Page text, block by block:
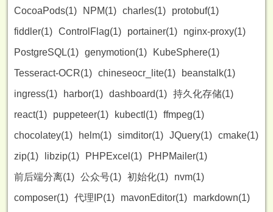
CocoaPods(1)
NPM(1) charles(1)
protobuf(1)
fiddler(1) ControlFlag(1) portainer(1)
nginx-proxy(1)
PostgreSQL(1) genymotion(1)
KubeSphere(1)
Tesseract-OCR(1) chineseocr_lite(1)
beanstalk(1)
ingress(1)
harbor(1) dashboard(1) 持久化存储(1)
react(1)
puppeteer(1) kubectl(1) ffmpeg(1)
chocolatey(1)
helm(1) simditor(1) JQuery(1) cmake(1)
zip(1)
libzip(1) PHPExcel(1)
PHPMailer(1)
前后端分离(1) 公众号(1) 初始化(1)
nvm(1)
composer(1) 代理IP(1) mavonEditor(1) markdown(1)